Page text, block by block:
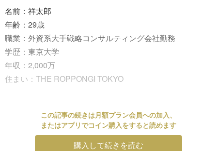
名前：祥太郎
年齢：29歳
職業：外資系大手戦略コンサルティング会社勤務
学歴：東京大学
年収：2,000万
住まい：THE ROPPONGI TOKYO
この記事の続きは月額プラン会員への加入、
またはアプリでコイン購入をすると読めます
購入して続きを読む